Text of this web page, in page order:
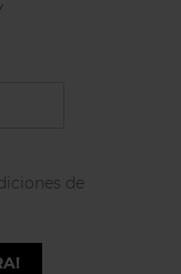
de